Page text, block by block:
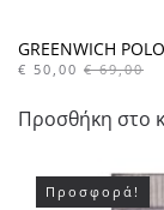
GREENWICH
€ 50,00 €69,00
Προσθήκη στο
Προσφορά!